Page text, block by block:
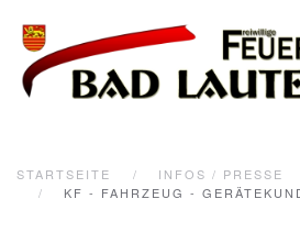
Zum Hauptinhalt springen
STARTSEITE INFOS / PRESSE
KF - FAHRZEUG -